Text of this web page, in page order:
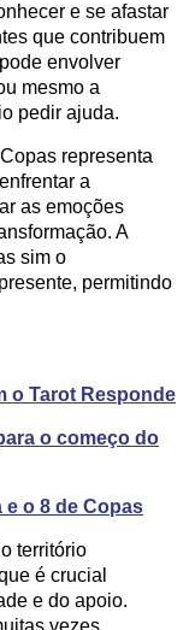
e se afastar
que contribuem
envolver
mesmo a
pedir ajuda.
representa
a
as emoções
A
sim o
permitindo
o Tarot Responde
o começo do
e o 8 de Copas
território
é crucial
e do apoio.